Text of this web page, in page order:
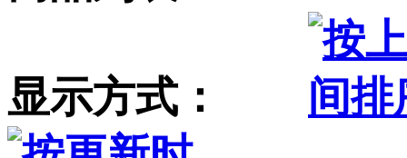
显示方式：